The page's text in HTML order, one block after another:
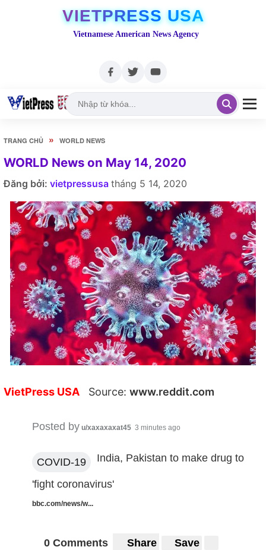
VIETPRESS USA
Vietnamese American News Agency
TRANG CHỦ » WORLD NEWS
WORLD News on May 14, 2020
Đăng bởi: vietpressusa tháng 5 14, 2020
VietPress USA Source: www.reddit.com
Posted by u/xaxaxaxat45 3 minutes ago
COVID-19 India, Pakistan to make drug to
'fight coronavirus'
bbc.com/news/w...
0 Comments Share Save